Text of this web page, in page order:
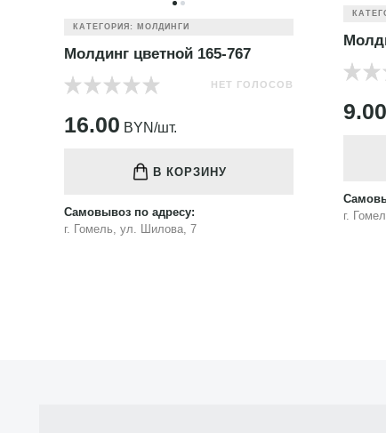
КАТЕГОРИЯ: МОЛДИНГИ
Молдинг цветной 165-767
НЕТ ГОЛОСОВ
16.00 BYN/шт.
В КОРЗИНУ
Самовывоз по адресу:
г. Гомель, ул. Шилова, 7
9.00
г.